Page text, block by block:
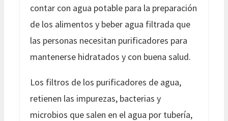
contar con agua potable para la preparación
de los alimentos y beber agua filtrada que
las personas necesitan purificadores para
mantenerse hidratados y con buena salud.
Los filtros de los purificadores de agua,
retienen las impurezas, bacterias y
microbios que salen en el agua por tubería,